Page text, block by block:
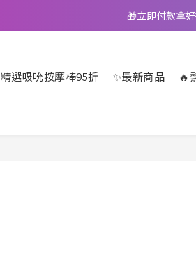
📢 邀您立即享
🎁立即付款拿
精選吸吮按摩棒95折 ✨最新商品 🔥